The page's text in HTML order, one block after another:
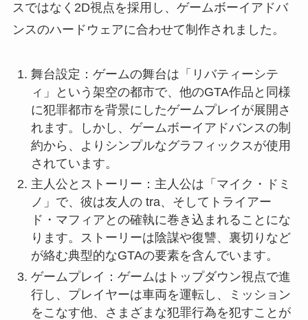
スではなく2D視点を採用し、ゲームボーイアドバ
ンスのハードウェアに合わせて制作されました。
舞台設定：ゲームの舞台は「リバティーシテ
ィ」という架空の都市で、他のGTA作品と同様
に犯罪都市を背景にしたゲームプレイが展開さ
れます。しかし、ゲームボーイアドバンスの制
約から、よりシンプルなグラフィックスが使用
されています。
主人公とストーリー：主人公は「マイク・ドミ
ノ」で、彼は友人の tra、そしてトライアー
ド・マフィアとの確執に巻き込まれることにな
ります。ストーリーは陰謀や復讐、裏切りなど
が絡む典型的なGTAの要素を含んでいます。
ゲームプレイ：ゲームはトップダウン視点で進
行し、プレイヤーは車両を運転し、ミッション
をこなす他、さまざまな犯罪行為を犯すことが